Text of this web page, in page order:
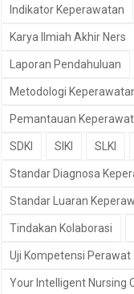
Indikator Keperawatan
Karya Ilmiah Akhir Ners
Laporan Pendahuluan
Metodologi
Pemantauan
SDKI SIKI SLKI
Standar Diagnosa
Standar Luaran
Tindakan Kolaborasi
Uji Kompetensi Perawat
Your Intelligent Nursing